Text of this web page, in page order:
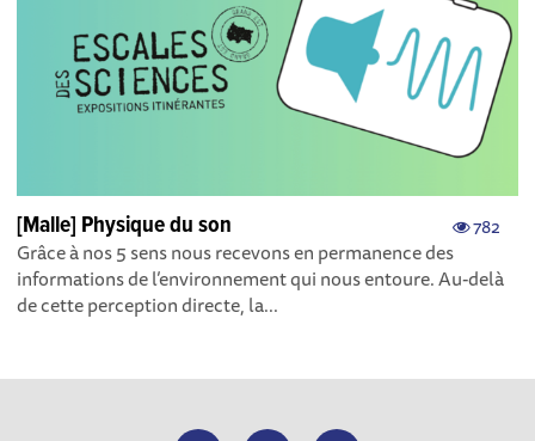
782
[Malle] Physique du son
Grâce à nos 5 sens nous recevons en permanence des
informations de l’environnement qui nous entoure. Au-delà
de cette perception directe, la...